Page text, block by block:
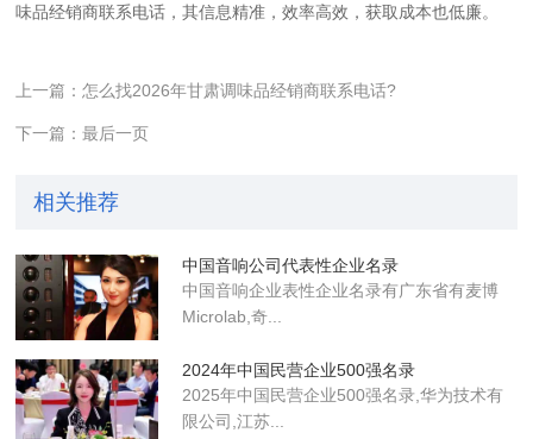
味品经销商联系电话，其信息精准，效率高效，获取成本也低廉。
上一篇：怎么找2026年甘肃调味品经销商联系电话?
下一篇：最后一页
相关推荐
中国音响公司代表性企业名录
中国音响企业表性企业名录有广东省有麦博
Microlab,奇...
2024年中国民营企业500强名录
2025年中国民营企业500强名录,华为技术有
限公司,江苏...